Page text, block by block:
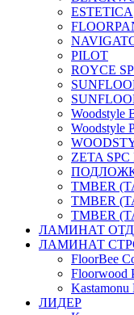
ESTETICA
PILOT
ROYCE
Woodstyle
Woodstyle
ZETA
ТMBER
ТMBER
ТMBER
ЛАМИНАТ
ЛАМИНАТ
FloorBee
Floorwood
Kastamonu
ЛИДЕР